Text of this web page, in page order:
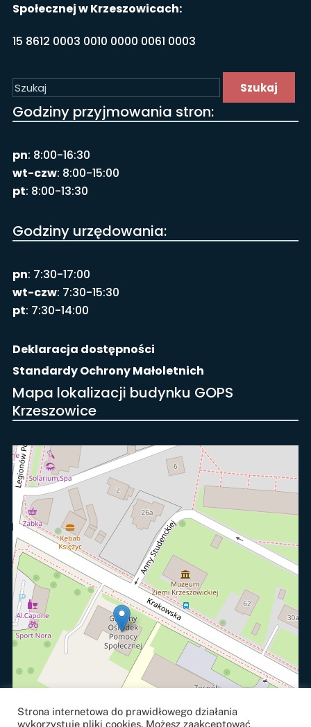
Społecznej w Krzeszowicach:
15 8612 0003 0010 0000 0061 0003
Szukaj
Godziny przyjmowania stron:
pn: 8:00-16:30
wt-czw: 8:00-15:00
pt: 8:00-13:30
Godziny urzędowania:
pn: 7:30-17:00
wt-czw: 7:30-15:30
pt: 7:30-14:00
Deklaracja dostępności
Standardy Ochrony Małoletnich
Mapa lokalizacji budynku GOPS
Krzeszowice
Strona internetowa do prawidłowego działania
wykorzystuje pliki cookies. Możesz zaakceptować